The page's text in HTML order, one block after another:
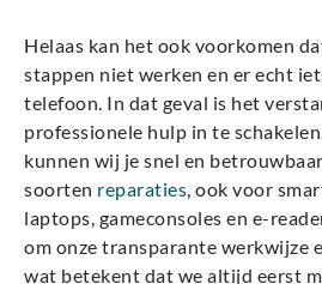
Helaas kan het ook voorkomen
stappen niet werken en er echt
telefoon. In dat geval is het
professionele hulp in te
kunnen wij je snel en
soorten reparaties, ook voor
laptops, gameconsoles en e-
om onze transparante werkwijze
wat betekent dat we altijd eerst